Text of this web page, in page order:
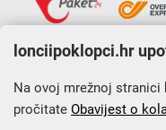
Krajnji primatelj
lonciipoklopci.hr
Na ovoj mrežnoj
pročitate Obavijest o